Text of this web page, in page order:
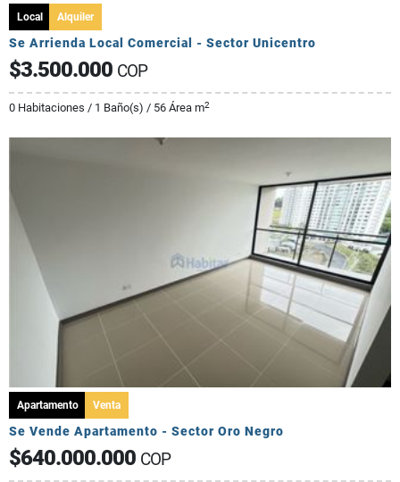
Local Alquiler
Se Arrienda Local Comercial - Sector Unicentro
$3.500.000 COP
0 Habitaciones / 1 Baño(s) / 56 Área m2
Apartamento Venta
Se Vende Apartamento - Sector Oro Negro
$640.000.000 COP